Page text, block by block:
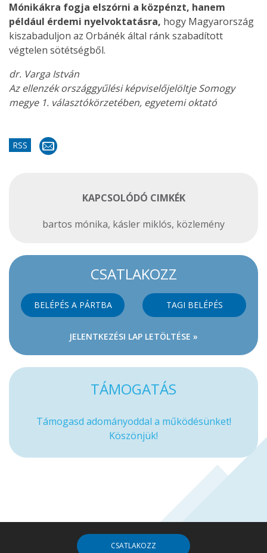
Mónikákra fogja elszórni a közpénzt, hanem
például érdemi nyelvoktatásra, hogy Magyarország
kiszabaduljon az Orbánék által ránk szabadított
végtelen sötétségből.
dr. Varga István
Az ellenzék országgyűlési képviselőjelöltje Somogy
megye 1. választókörzetében, egyetemi oktató
RSS
KAPCSOLÓDÓ CIMKÉK
bartos mónika, kásler miklós, közlemény
CSATLAKOZZ
BELÉPÉS A PÁRTBA TAGI BELÉPÉS
JELENTKEZÉSI LAP LETÖLTÉSE »
TÁMOGATÁS
Támogasd adományoddal a működésünket!
Köszönjük!
CSATLAKOZZ